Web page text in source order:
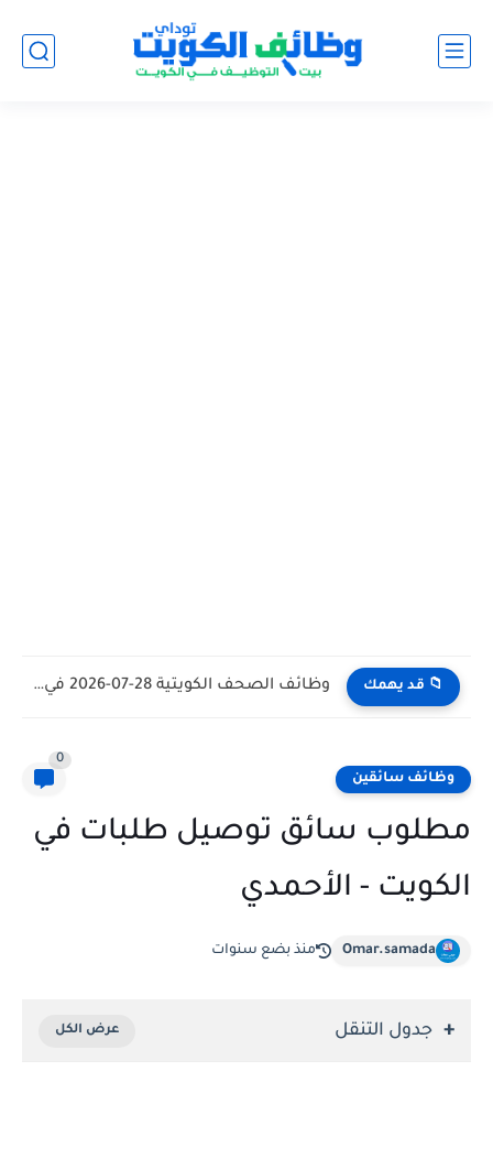
📁 قد يهمك وظائف الكويت اليوم بتاريخ 28-07-2026 للأجانب والمواطنين في مختلف التخصصات
وظائف سائقين
0
مطلوب سائق توصيل طلبات في
الكويت - الأحمدي
Omar.samada منذ بضع سنوات
جدول التنقل